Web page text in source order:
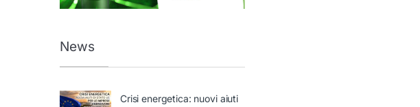
News
Crisi energetica: nuovi aiuti